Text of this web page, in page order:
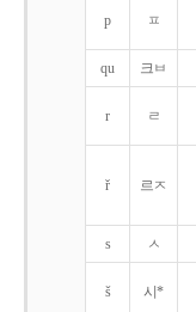
p ㅍ
qu 크ㅂ
r ㄹ
ř 르ㅈ
s ㅅ
š 시*